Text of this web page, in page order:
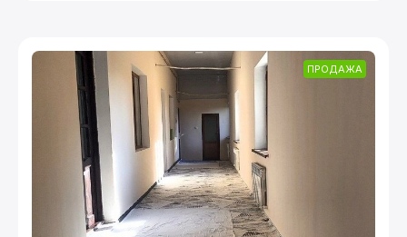
ПРОДАЖА